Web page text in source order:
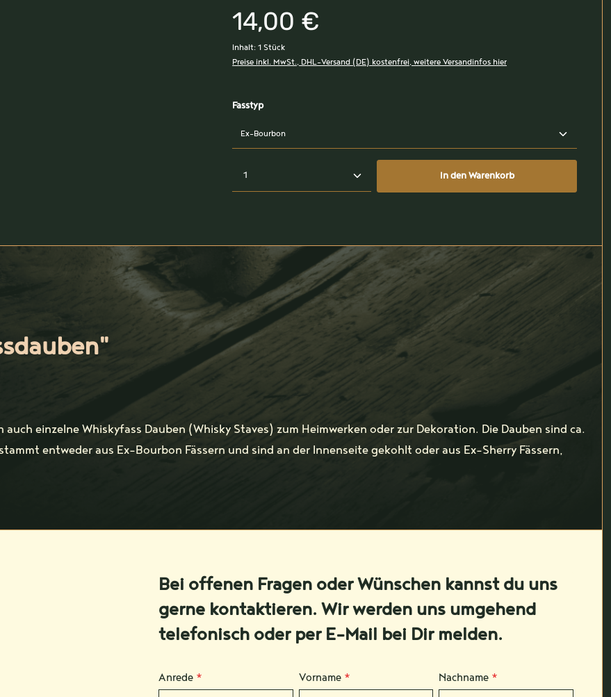
14,00 €
Inhalt:1 Stück
Preise inkl. MwSt., DHL-Versand (DE) kostenfrei, weitere Versandinfos hier
Fasstypauswählen
Produkt Anzahl: Gib den gewünschten Wert ein oder
In den Warenkorb
einzelne Whiskyfass Dauben (Whisky Staves) zum Heimwerken oder zur Dekoration. Die Dauben sind ca.
entweder aus Ex-Bourbon Fässern und sind an der Innenseite gekohlt oder aus Ex-Sherry Fässern,
Bei offenen Fragen oder Wünschen kannst du uns
gerne kontaktieren. Wir werden uns umgehend
telefonisch oder per E-Mail bei Dir melden.
Anrede * Vorname * Nachname *